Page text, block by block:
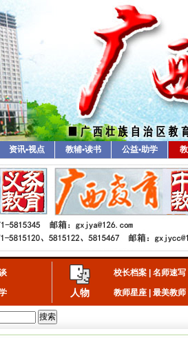
资讯•视点 教辅•读书 公益•助学
人物
校长档案 名师速写
教师星座 最美教师
搜索